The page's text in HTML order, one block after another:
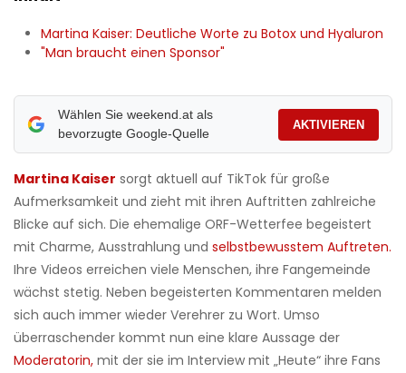
Martina Kaiser: Deutliche Worte zu Botox und Hyaluron
"Man braucht einen Sponsor"
Wählen Sie weekend.at als
bevorzugte Google-Quelle
AKTIVIEREN
Martina Kaiser sorgt aktuell auf TikTok für große
Aufmerksamkeit und zieht mit ihren Auftritten zahlreiche
Blicke auf sich. Die ehemalige ORF-Wetterfee begeistert
mit Charme, Ausstrahlung und selbstbewusstem Auftreten.
Ihre Videos erreichen viele Menschen, ihre Fangemeinde
wächst stetig. Neben begeisterten Kommentaren melden
sich auch immer wieder Verehrer zu Wort. Umso
überraschender kommt nun eine klare Aussage der
Moderatorin, mit der sie im Interview mit „Heute“ ihre Fans